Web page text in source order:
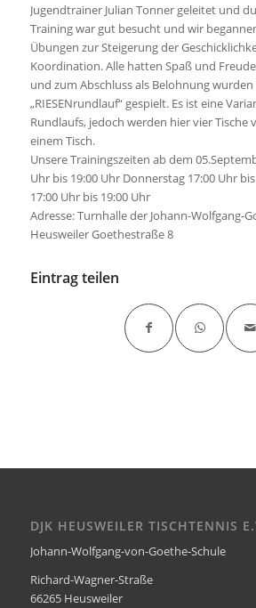
Jugendtrainer Julian Tonner geleitet und
Training war gut besucht und wir
Übungen zur Steigerung der
Koordination. Alle hatten Spaß und
und zum Abschluss als Belohnung
„RIESENrundlauf“ gespielt. Es ist eine
Rundlaufs, jedoch werden hier vier
einem Tisch.
Unsere Trainingszeiten ab dem
Uhr bis 19:00 Uhr Donnerstag 17:00 Uhr
17:00 Uhr bis 19:00 Uhr
Adresse: Turnhalle der Johann-Wolfgang-
Heusweiler Goethestraße 8
Eintrag teilen
DJK HEUSWEILER TISCHTENNIS
Johann-Wolfgang-von-Goethe-Schule
Richard-Wagner-Straße
66265 Heusweiler